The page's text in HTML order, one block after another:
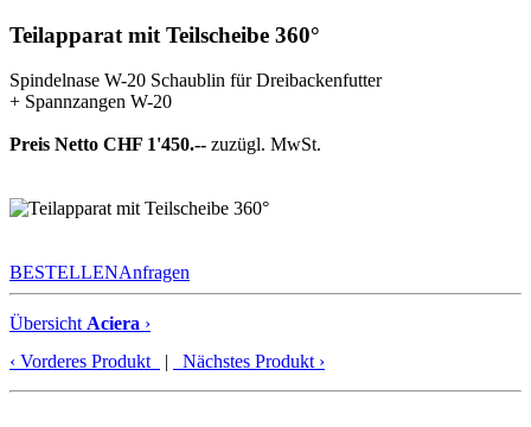
Teilapparat mit Teilscheibe 360°
Spindelnase W-20 Schaublin für Dreibackenfutter
+ Spannzangen W-20
Preis Netto CHF 1'450.-- zuzügl. MwSt.
BESTELLENAnfragen
ÜbersichtAciera ›
‹ Vorderes Produkt | Nächstes Produkt ›